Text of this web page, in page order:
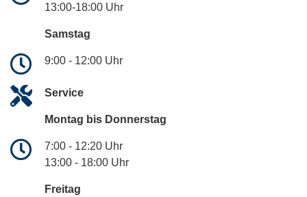
13:00-18:00 Uhr
Samstag
9:00 - 12:00 Uhr
Service
Montag bis Donnerstag
7:00 - 12:20 Uhr
13:00 - 18:00 Uhr
Freitag